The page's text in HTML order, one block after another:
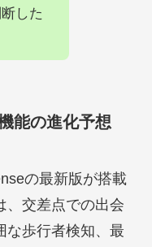
した
能の進化予想
の最新版が搭載
、交差点での出会
な歩行者検知、最